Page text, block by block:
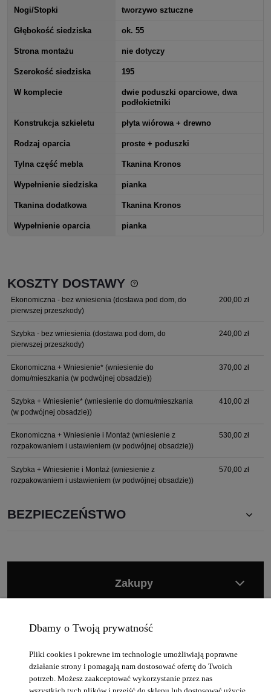
Nogi/Stopki tworzywo sztuczne
Głębokość siedziska ok. 55
Strona montażu nie dotyczy
Szerokość siedziska 195
W komplecie
dwie poduszki oparciowe, dwa
podłokietniki
Konstrukcja szkieletu płyta wiórowa + drewno
Rodzaj oparcia proste + poduszki
Tylna część mebla Tkanina Kronos
Wypełnienie siedziska pianka
Tkanina dodatkowa Tkanina Kronos
Wypełnienie oparcia pianka
KOSZTY DOSTAWY
Cena nie zawiera ewentualnych kosztów płatności
Ekonomiczna - bez wniesienia (dostawa pod dom, do
pierwszej przeszkody)
200,00 zł
Szybka - bez wniesienia (dostawa pod dom, do
pierwszej przeszkody)
240,00 zł
Ekonomiczna + Wniesienie* (wniesienie do
domu/mieszkania (w podwójnej obsadzie))
370,00 zł
Szybka + Wniesienie* (wniesienie do domu/mieszkania
(w podwójnej obsadzie))
410,00 zł
Ekonomiczna + Wniesienie i Montaż (wniesienie z
rozpakowaniem i ustawieniem (w podwójnej obsadzie))
530,00 zł
Szybka + Wniesienie i Montaż (wniesienie z
rozpakowaniem i ustawieniem (w podwójnej obsadzie))
570,00 zł
BEZPIECZEŃSTWO
Zakupy
Pomoc
Dbamy o Twoją prywatność
Pliki cookies i pokrewne im technologie umożliwiają poprawne
działanie strony i pomagają nam dostosować ofertę do Twoich
potrzeb. Możesz zaakceptować wykorzystanie przez nas